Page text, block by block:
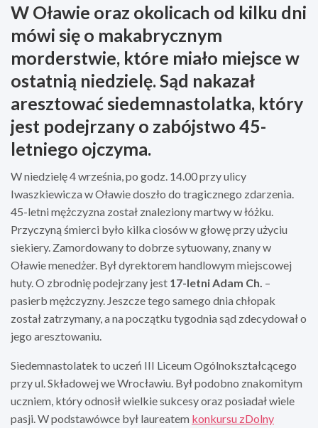
W Oławie oraz okolicach od kilku dni
mówi się o makabrycznym
morderstwie, które miało miejsce w
ostatnią niedzielę. Sąd nakazał
aresztować siedemnastolatka, który
jest podejrzany o zabójstwo 45-
letniego ojczyma.
W niedzielę 4 września, po godz. 14.00 przy ulicy
Iwaszkiewicza w Oławie doszło do tragicznego zdarzenia.
45-letni mężczyzna został znaleziony martwy w łóżku.
Przyczyną śmierci było kilka ciosów w głowę przy użyciu
siekiery. Zamordowany to dobrze sytuowany, znany w
Oławie menedżer. Był dyrektorem handlowym miejscowej
huty. O zbrodnię podejrzany jest 17-letni Adam Ch. –
pasierb mężczyzny. Jeszcze tego samego dnia chłopak
został zatrzymany, a na początku tygodnia sąd zdecydował o
jego aresztowaniu.
Siedemnastolatek to uczeń III Liceum Ogólnokształcącego
przy ul. Składowej we Wrocławiu. Był podobno znakomitym
uczniem, który odnosił wielkie sukcesy oraz posiadał wiele
pasji. W podstawówce był laureatem konkursu zDolny